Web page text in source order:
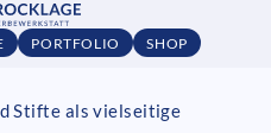
PORTFOLIO SHOP
Stifte als vielseitige